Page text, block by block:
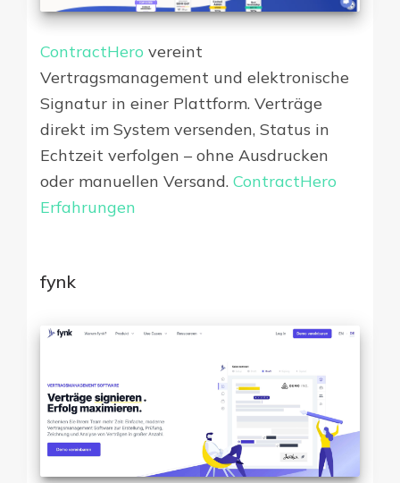
ContractHero vereint
Vertragsmanagement und elektronische
Signatur in einer Plattform. Verträge
direkt im System versenden, Status in
Echtzeit verfolgen – ohne Ausdrucken
oder manuellen Versand. ContractHero
Erfahrungen
fynk